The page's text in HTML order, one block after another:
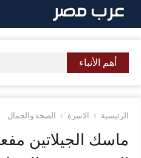
التخطي
أهم الأنباء
الرئيسية الاسرة الصحة والجمال
ماسك الجيلاتين